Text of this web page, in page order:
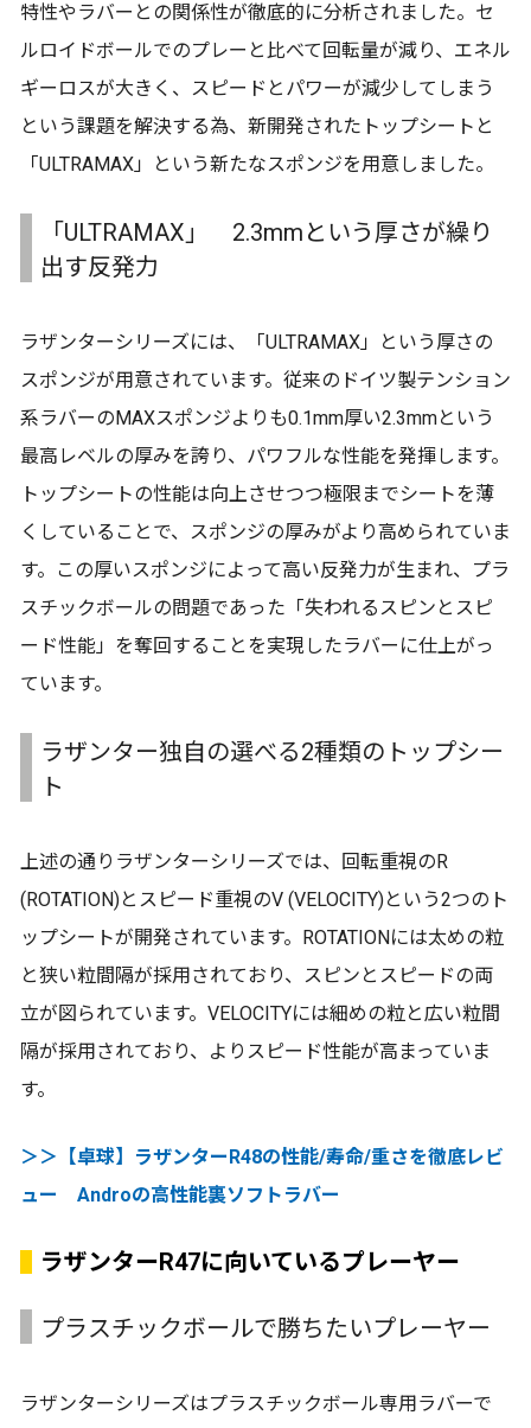
特性やラバーとの関係性が徹底的に分析されました。セ
ルロイドボールでのプレーと比べて回転量が減り、エネル
ギーロスが大きく、スピードとパワーが減少してしまう
という課題を解決する為、新開発されたトップシートと
「ULTRAMAX」という新たなスポンジを用意しました。
「ULTRAMAX」 2.3mmという厚さが繰り
出す反発力
ラザンターシリーズには、「ULTRAMAX」という厚さの
スポンジが用意されています。従来のドイツ製テンション
系ラバーのMAXスポンジよりも0.1mm厚い2.3mmという
最高レベルの厚みを誇り、パワフルな性能を発揮します。
トップシートの性能は向上させつつ極限までシートを薄
くしていることで、スポンジの厚みがより高められていま
す。この厚いスポンジによって高い反発力が生まれ、プラ
スチックボールの問題であった「失われるスピンとスピ
ード性能」を奪回することを実現したラバーに仕上がっ
ています。
ラザンター独自の選べる2種類のトップシー
ト
上述の通りラザンターシリーズでは、回転重視のR
(ROTATION)とスピード重視のV (VELOCITY)という2つのト
ップシートが開発されています。ROTATIONには太めの粒
と狭い粒間隔が採用されており、スピンとスピードの両
立が図られています。VELOCITYには細めの粒と広い粒間
隔が採用されており、よりスピード性能が高まっていま
す。
＞＞【卓球】ラザンターR48の性能/寿命/重さを徹底レビ
ュー Androの高性能裏ソフトラバー
ラザンターR47に向いているプレーヤー
プラスチックボールで勝ちたいプレーヤー
ラザンターシリーズはプラスチックボール専用ラバーで